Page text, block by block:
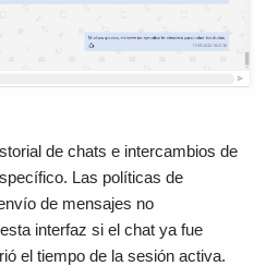
de chats e intercambios de
Las políticas de
de mensajes no
interfaz si el chat ya fue
el tiempo de la sesión activa.